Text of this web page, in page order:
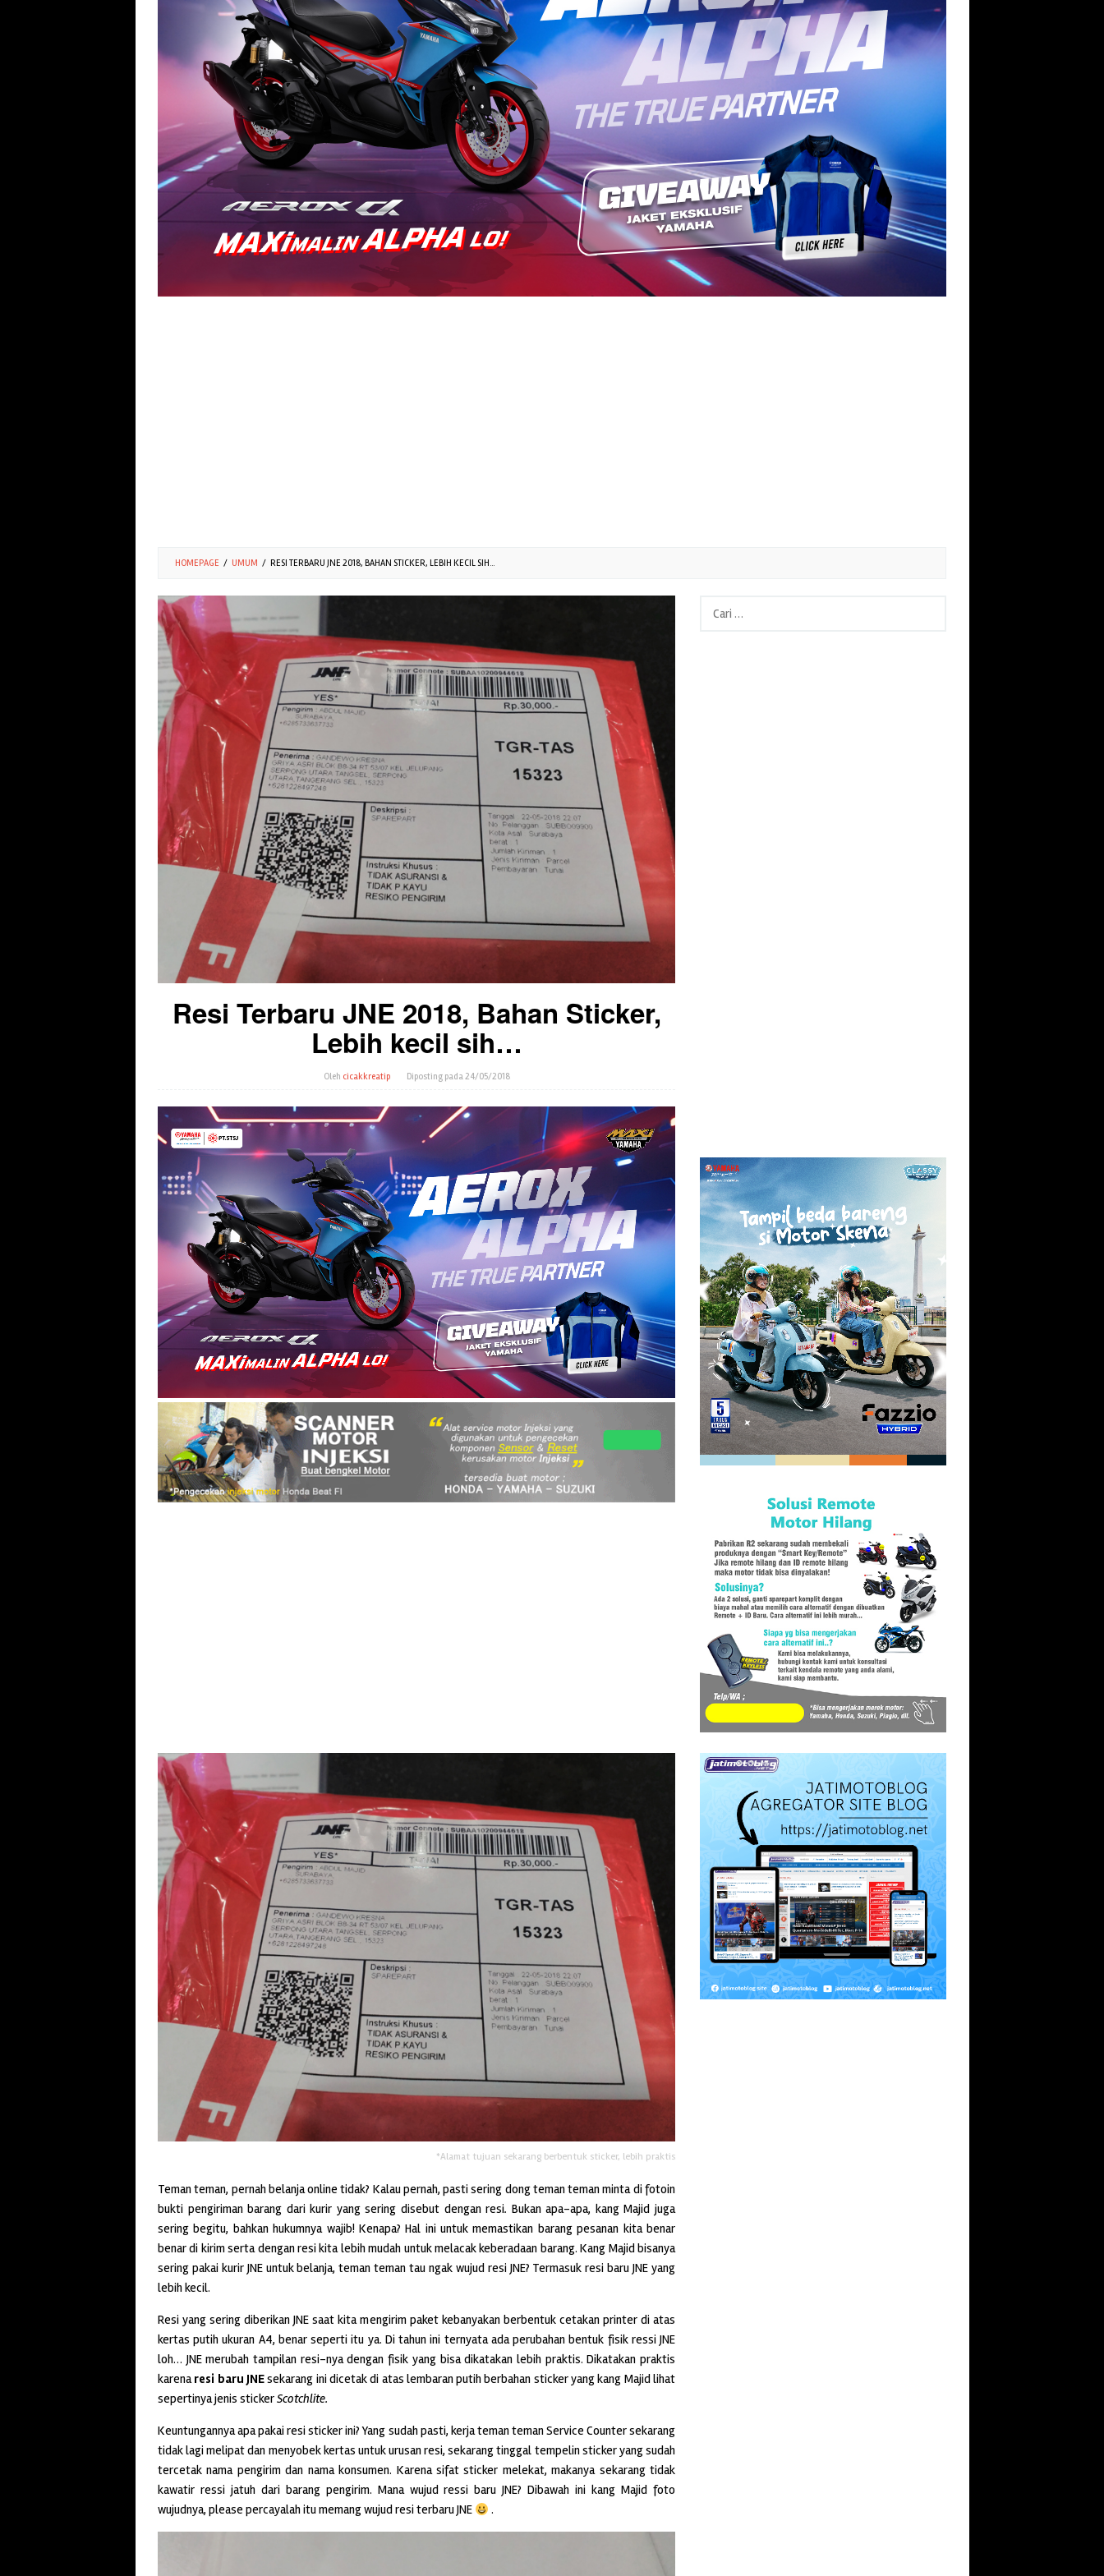
HOMEPAGE / UMUM / RESI TERBARU JNE 2018, BAHAN STICKER, LEBIH KECIL SIH...
Resi Terbaru JNE 2018, Bahan Sticker,
Lebih kecil sih…
Oleh cicakkreatip Diposting pada24/05/2018
*Alamat tujuan sekarang berbentuk sticker, lebih praktis
Teman teman, pernah belanja online tidak? Kalau pernah, pasti sering dong teman teman minta di fotoin
bukti pengiriman barang dari kurir yang sering disebut dengan resi. Bukan apa-apa, kang Majid juga
sering begitu, bahkan hukumnya wajib! Kenapa? Hal ini untuk memastikan barang pesanan kita benar
benar di kirim serta dengan resi kita lebih mudah untuk melacak keberadaan barang. Kang Majid bisanya
sering pakai kurir JNE untuk belanja, teman teman tau ngak wujud resi JNE? Termasuk resi baru JNE yang
lebih kecil.
Resi yang sering diberikan JNE saat kita mengirim paket kebanyakan berbentuk cetakan printer di atas
kertas putih ukuran A4, benar seperti itu ya. Di tahun ini ternyata ada perubahan bentuk fisik ressi JNE
loh… JNE merubah tampilan resi-nya dengan fisik yang bisa dikatakan lebih praktis. Dikatakan praktis
karenaresi baru JNEsekarang ini dicetak di atas lembaran putih berbahan sticker yang kang Majid lihat
sepertinya jenis stickerScotchlite.
Keuntungannya apa pakai resi sticker ini? Yang sudah pasti, kerja teman teman Service Counter sekarang
tidak lagi melipat dan menyobek kertas untuk urusan resi, sekarang tinggal tempelin sticker yang sudah
tercetak nama pengirim dan nama konsumen. Karena sifat sticker melekat, makanya sekarang tidak
kawatir ressi jatuh dari barang pengirim. Mana wujud ressi baru JNE? Dibawah ini kang Majid foto
wujudnya, please percayalah itu memang wujud resi terbaru JNE
.